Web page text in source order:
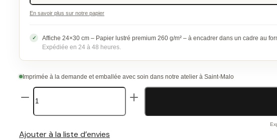
En savoir plus sur notre papier
Affiche 24×30 cm – Papier lustré premium 260 g/m² – à encadrer dans un cadre au
Expédiée en 24 à 48 heures.
Imprimée à la demande et emballée avec soin dans notre atelier à Saint-Malo
quantité
de
Affiche
Brigitte
Ajouter à la liste d’envies